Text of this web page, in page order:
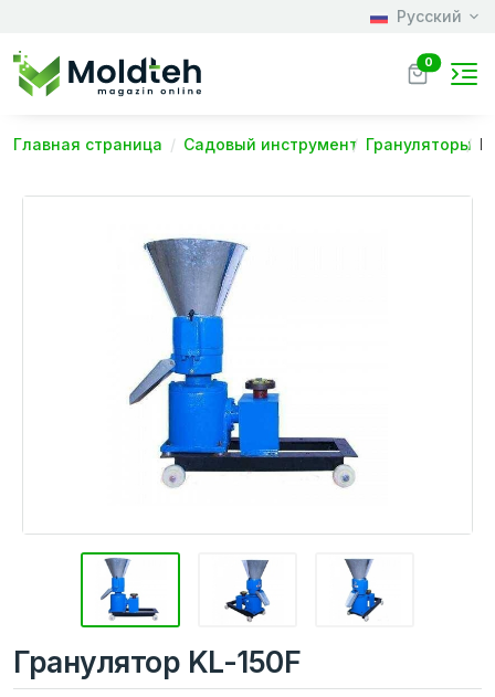
Русский
0
Главная страница Садовый инструмент Грануляторы
Гранулятор KL-150F